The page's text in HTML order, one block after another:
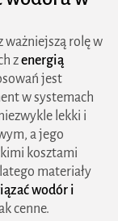
ważniejszą rolę w
zenergią
jest
w systemach
lekki i
a jego
kosztami
materiały
wodór i
cenne.